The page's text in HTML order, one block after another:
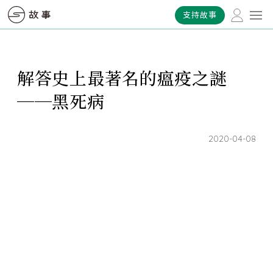
支持故事
解答史上最著名的瘟疫之謎
──黑死病
2020-04-08